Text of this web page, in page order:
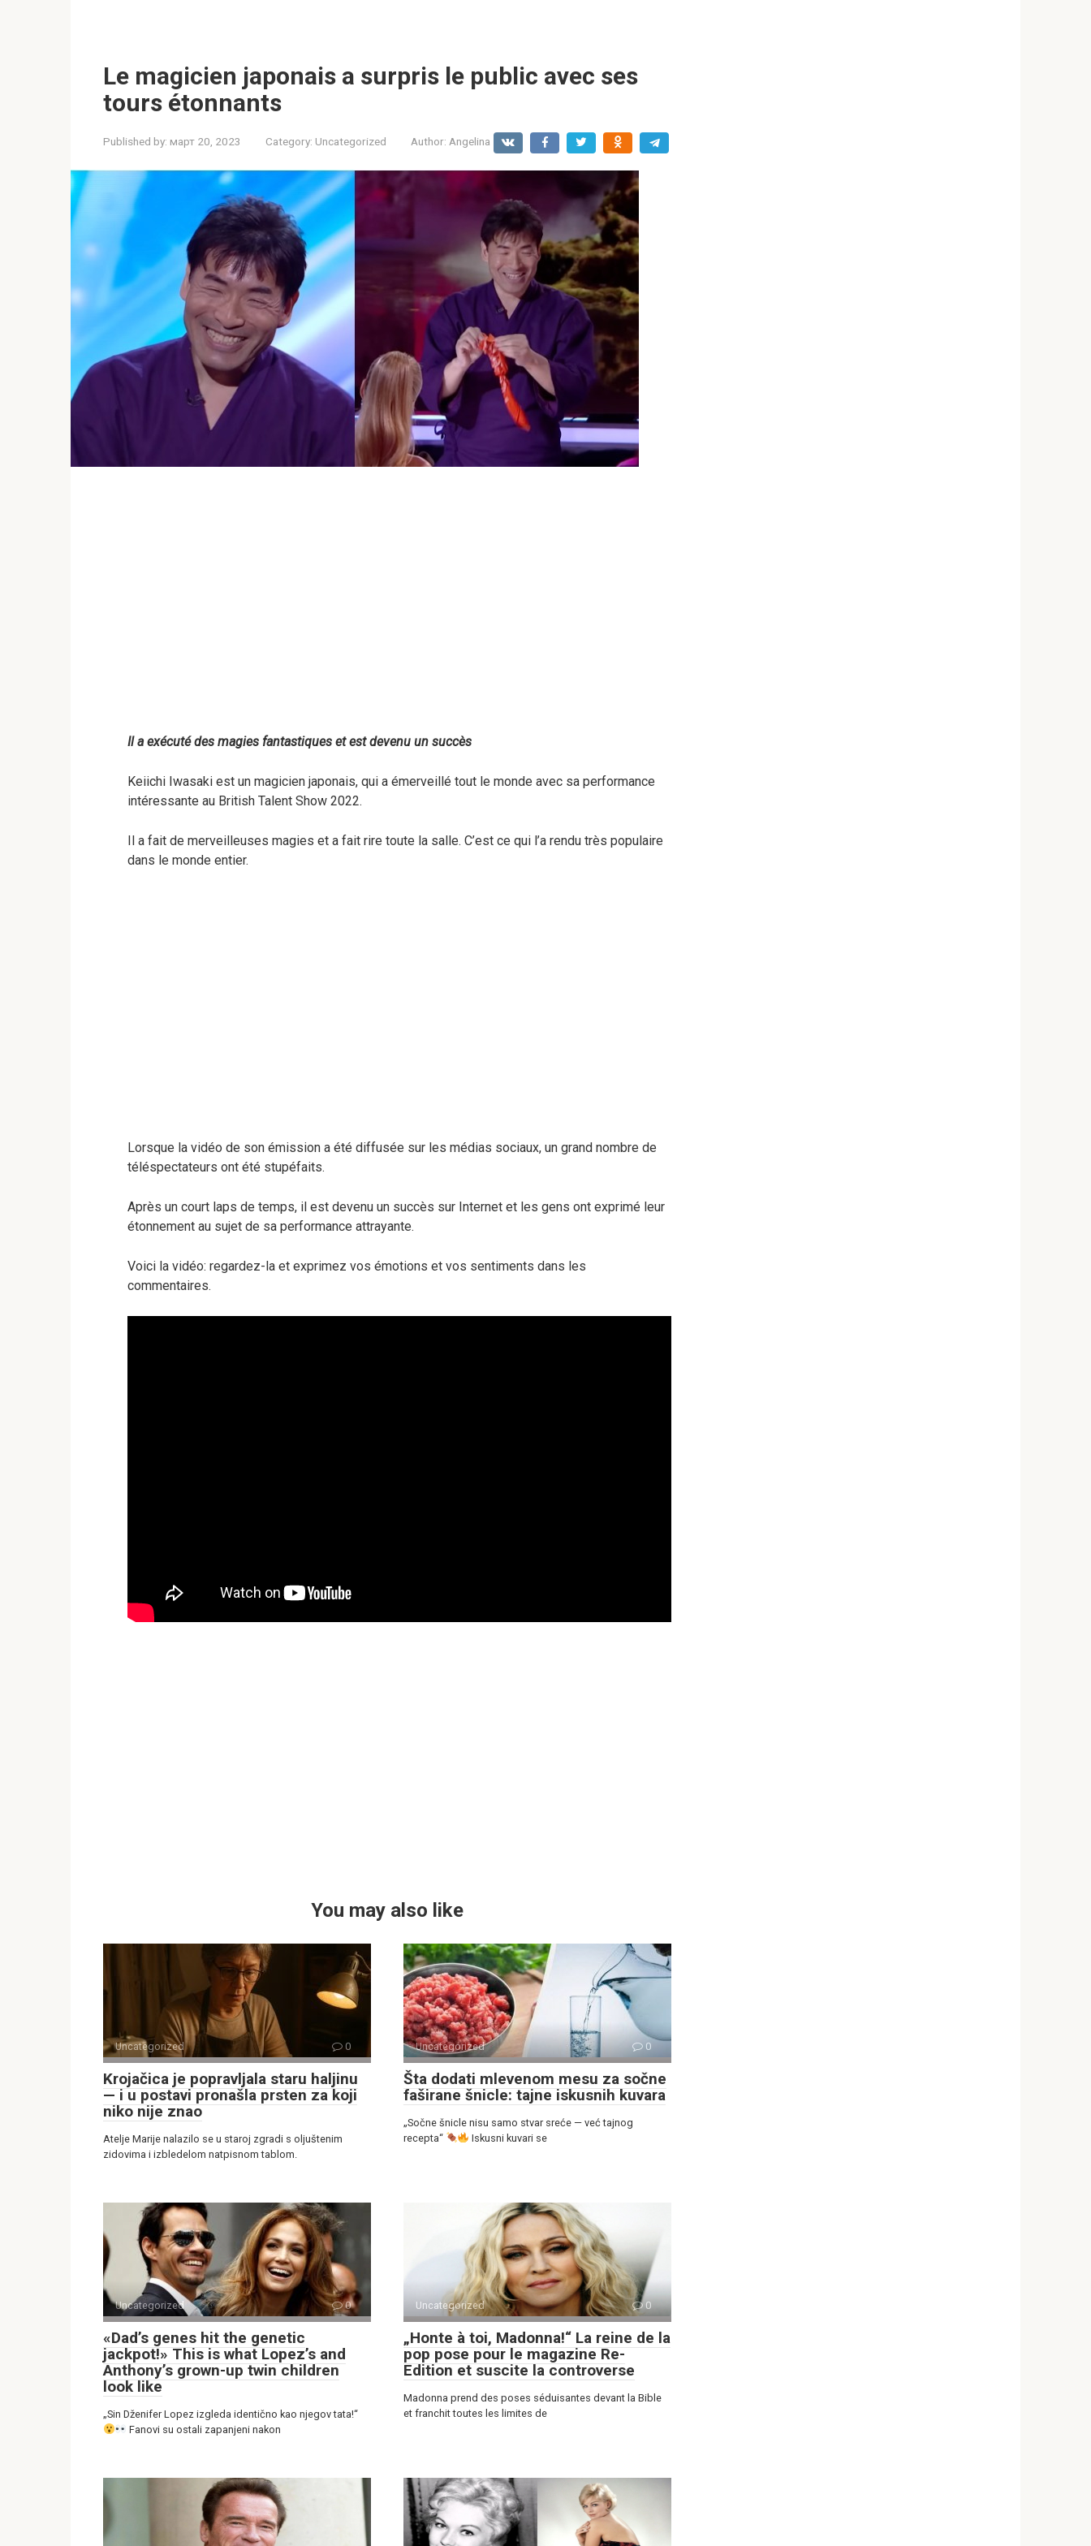
Le magicien japonais a surpris le public avec ses
tours étonnants
Published by: март 20, 2023 Category: Uncategorized Author: Angelina
Il a exécuté des magies fantastiques et est devenu un succès
Keiichi Iwasaki est un magicien japonais, qui a émerveillé tout le monde avec sa performance
intéressante au British Talent Show 2022.
Il a fait de merveilleuses magies et a fait rire toute la salle. C’est ce qui l’a rendu très populaire
dans le monde entier.
Lorsque la vidéo de son émission a été diffusée sur les médias sociaux, un grand nombre de
téléspectateurs ont été stupéfaits.
Après un court laps de temps, il est devenu un succès sur Internet et les gens ont exprimé leur
étonnement au sujet de sa performance attrayante.
Voici la vidéo: regardez-la et exprimez vos émotions et vos sentiments dans les
commentaires.
You may also like
Uncategorized 0
Krojačica je popravljala staru haljinu
— i u postavi pronašla prsten za koji
niko nije znao
Atelje Marije nalazilo se u staroj zgradi s oljuštenim
zidovima i izbledelom natpisnom tablom.
Uncategorized 0
Šta dodati mlevenom mesu za sočne
faširane šnicle: tajne iskusnih kuvara
„Sočne šnicle nisu samo stvar sreće — već tajnog
recepta“
Iskusni kuvari se
Uncategorized 0
«Dad’s genes hit the genetic
jackpot!» This is what Lopez’s and
Anthony’s grown-up twin children
look like
„Sin Dženifer Lopez izgleda identično kao njegov tata!“
Fanovi su ostali zapanjeni nakon
Uncategorized 0
„Honte à toi, Madonna!“ La reine de la
pop pose pour le magazine Re-
Edition et suscite la controverse
Madonna prend des poses séduisantes devant la Bible
et franchit toutes les limites de